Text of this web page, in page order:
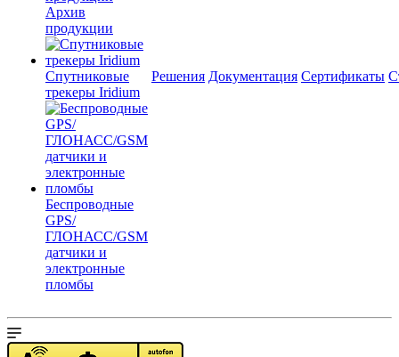
Архив
продукции
Спутниковые
трекеры Iridium
Беспроводные
GPS/
ГЛОНАСС/GSM
датчики и
электронные
пломбы
Решения Документация Сертификаты